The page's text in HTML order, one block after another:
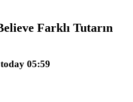
birleştirin
Farklı Tutarın
05:59